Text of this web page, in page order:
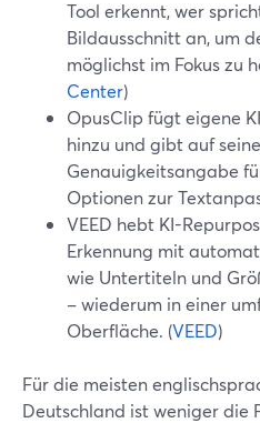
Tool erkennt, wer
Bildausschnitt an, um
möglichst im Fokus zu
Center)
OpusClip fügt eigene
hinzu und gibt auf
Genauigkeitsangabe
Optionen zur
VEED hebt KI-
Erkennung mit
wie Untertiteln und
– wiederum in einer
Oberfläche. (VEED)
Für die meisten
Deutschland ist weniger die